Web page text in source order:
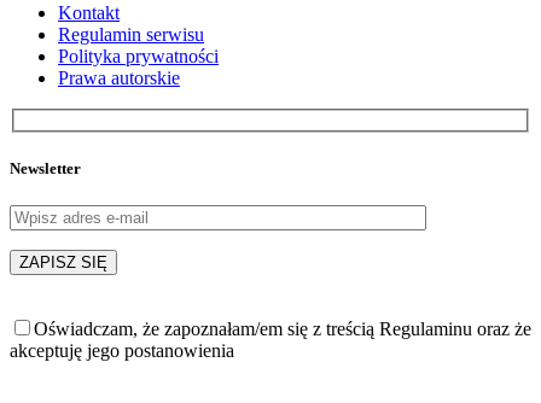
Kontakt
Regulamin serwisu
Polityka prywatności
Prawa autorskie
Newsletter
Oświadczam, że zapoznałam/em się z treścią Regulaminu oraz że
akceptuję jego postanowienia